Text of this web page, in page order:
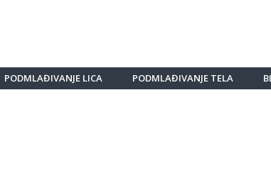
PODMLAĐIVANJE LICA PODMLAĐIVANJE TELA